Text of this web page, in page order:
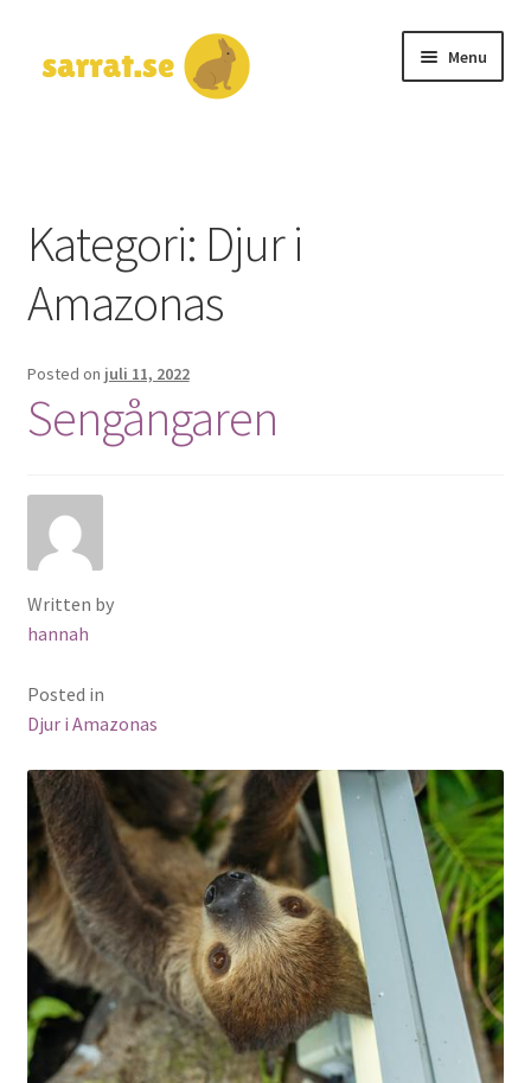
to
to
Menu
Kategori: Djur i
Amazonas
Posted on juli 11, 2022
Sengångaren
Written by
hannah
Posted in
Djur i Amazonas